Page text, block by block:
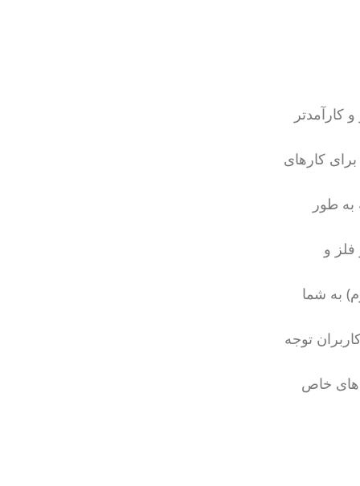
کارآمدتر
کارهای
طور
فلز و
به شما
توجه
خاص